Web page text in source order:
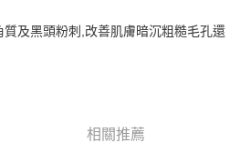
及黑頭粉刺,改善肌膚暗沉粗糙毛孔還
相關推薦